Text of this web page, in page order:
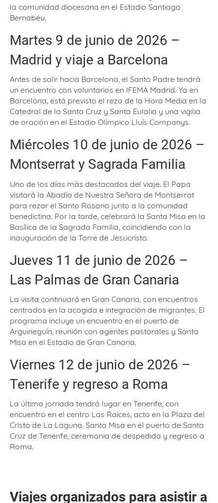
la comunidad diocesana en el Estadio Santiago
Bernabéu.
Martes 9 de junio de 2026 –
Madrid y viaje a Barcelona
Antes de salir hacia Barcelona, el Santo Padre tendrá
un encuentro con voluntarios en IFEMA Madrid. Ya en
Barcelona, está previsto el rezo de la Hora Media en la
Catedral de la Santa Cruz y Santa Eulalia y una vigilia
de oración en el Estadio Olímpico Lluís Companys.
Miércoles 10 de junio de 2026 –
Montserrat y Sagrada Familia
Uno de los días más destacados del viaje. El Papa
visitará la Abadía de Nuestra Señora de Montserrat
para rezar el Santo Rosario junto a la comunidad
benedictina. Por la tarde, celebrará la Santa Misa en la
Basílica de la Sagrada Familia, coincidiendo con la
inauguración de la Torre de Jesucristo.
Jueves 11 de junio de 2026 –
Las Palmas de Gran Canaria
La visita continuará en Gran Canaria, con encuentros
centrados en la acogida e integración de migrantes. El
programa incluye un encuentro en el puerto de
Arguineguín, reunión con agentes pastorales y Santa
Misa en el Estadio de Gran Canaria.
Viernes 12 de junio de 2026 –
Tenerife y regreso a Roma
La última jornada tendrá lugar en Tenerife, con
encuentro en el centro Las Raíces, acto en la Plaza del
Cristo de La Laguna, Santa Misa en el puerto de Santa
Cruz de Tenerife, ceremonia de despedida y regreso a
Roma.
Viajes organizados para asistir a